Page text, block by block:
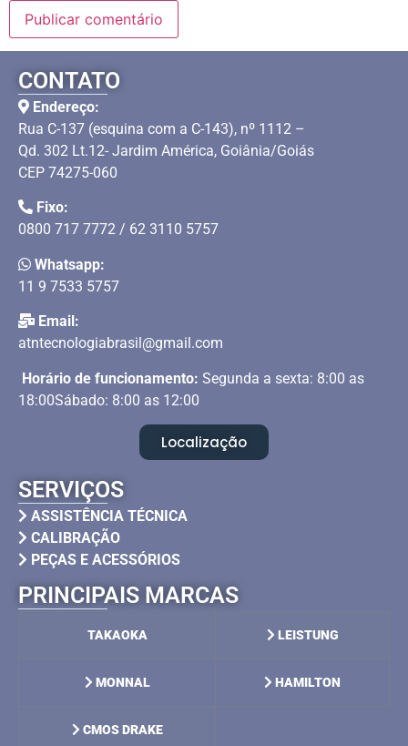
CONTATO
Endereço:
Rua C-137 (esquina com a C-143), nº 1112 –
Qd. 302 Lt.12- Jardim América, Goiânia/Goiás
CEP 74275-060
Fixo:
0800 717 7772 / 62 3110 5757
Whatsapp:
11 9 7533 5757
Email:
atntecnologiabrasil@gmail.com
Horário de funcionamento: Segunda a sexta: 8:00 as
18:00Sábado: 8:00 as 12:00
Localização
SERVIÇOS
ASSISTÊNCIA TÉCNICA
CALIBRAÇÃO
PEÇAS E ACESSÓRIOS
PRINCIPAIS MARCAS
TAKAOKA LEISTUNG
MONNAL HAMILTON
CMOS DRAKE